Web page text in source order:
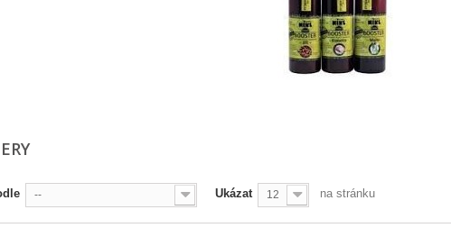
-- Ukázat 12 na stránku